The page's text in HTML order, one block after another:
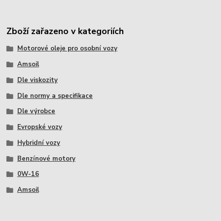
Zboží zařazeno v kategoriích
Motorové oleje pro osobní vozy
Amsoil
Dle viskozity
Dle normy a specifikace
Dle výrobce
Evropské vozy
Hybridní vozy
Benzínové motory
0W-16
Amsoil